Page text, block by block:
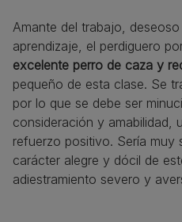
Amante del trabajo,
aprendizaje, el perdiguero
excelente perro de caza y
pequeño de esta clase. Se
por lo que se debe ser
consideración y amabilidad,
refuerzo positivo. Sería muy
carácter alegre y dócil de
adiestramiento severo y